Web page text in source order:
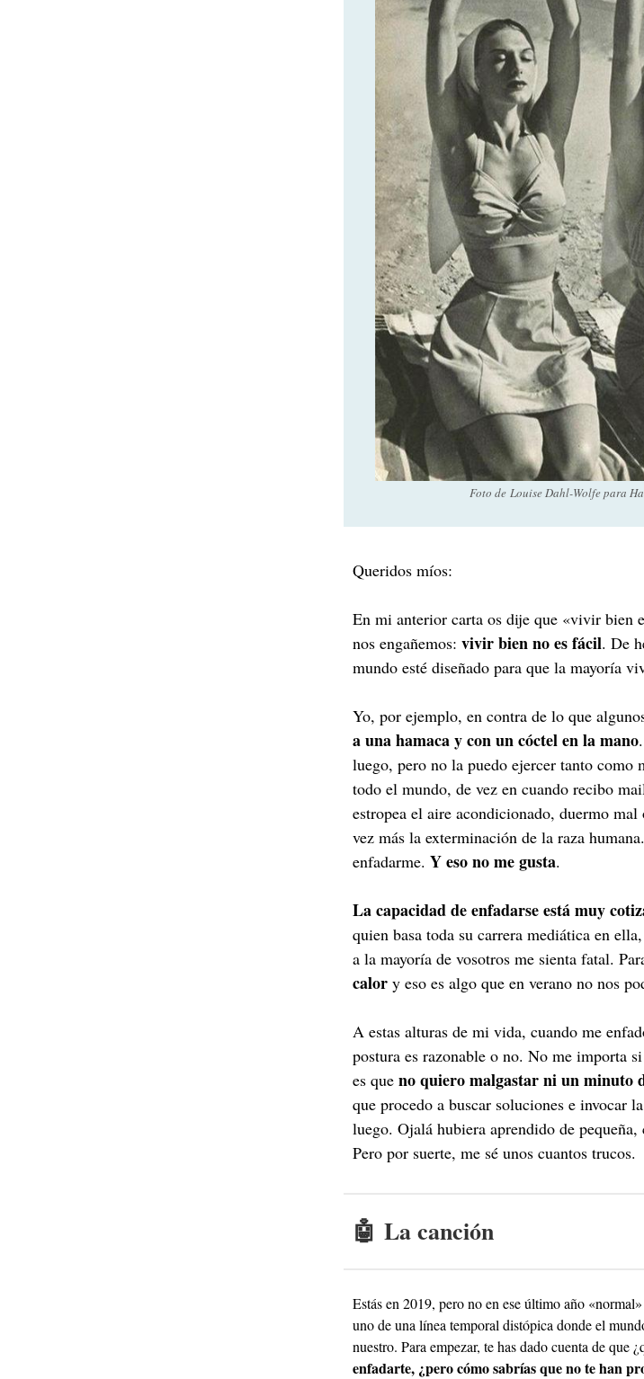
Foto de Louise Dahl-Wolfe para
Queridos míos:
En mi anterior carta os dije que «vivir bien
nos engañemos: vivir bien no es fácil. De
mundo esté diseñado para que la mayoría
Yo, por ejemplo, en contra de lo que
a una hamaca y con un cóctel en la mano
luego, pero no la puedo ejercer tanto como
todo el mundo, de vez en cuando recibo
estropea el aire acondicionado, duermo
vez más la exterminación de la raza
enfadarme. Y eso no me gusta.
La capacidad de enfadarse está muy
quien basa toda su carrera mediática en
a la mayoría de vosotros me sienta fatal.
calor y eso es algo que en verano no nos
A estas alturas de mi vida, cuando me
postura es razonable o no. No me importa
es que no quiero malgastar ni un minuto
que procedo a buscar soluciones e invocar
luego. Ojalá hubiera aprendido de
Pero por suerte, me sé unos cuantos trucos.
🤖 La canción
Estás en 2019, pero no en ese último año
uno de una línea temporal distópica donde el
nuestro. Para empezar, te has dado cuenta de que
enfadarte, ¿pero cómo sabrías que no te han